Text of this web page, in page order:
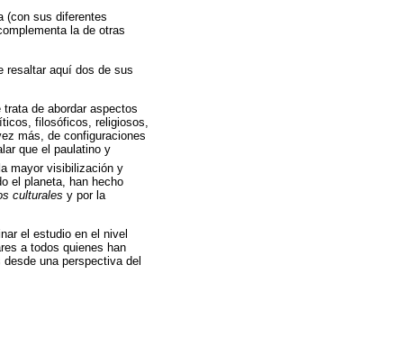
(con sus diferentes
la de otras
resaltar aquí dos de sus
de abordar aspectos
filosóficos, religiosos,
más, de configuraciones
que el paulatino y
mayor visibilización y
el planeta, han hecho
culturales y por la
el estudio en el nivel
a todos quienes han
una perspectiva del